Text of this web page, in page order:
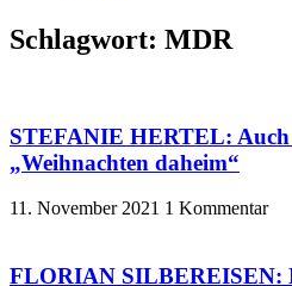
Schlagwort: MDR
STEFANIE HERTEL: Auch
„Weihnachten daheim“
11. November 2021 1 Kommentar
FLORIAN SILBEREISEN: